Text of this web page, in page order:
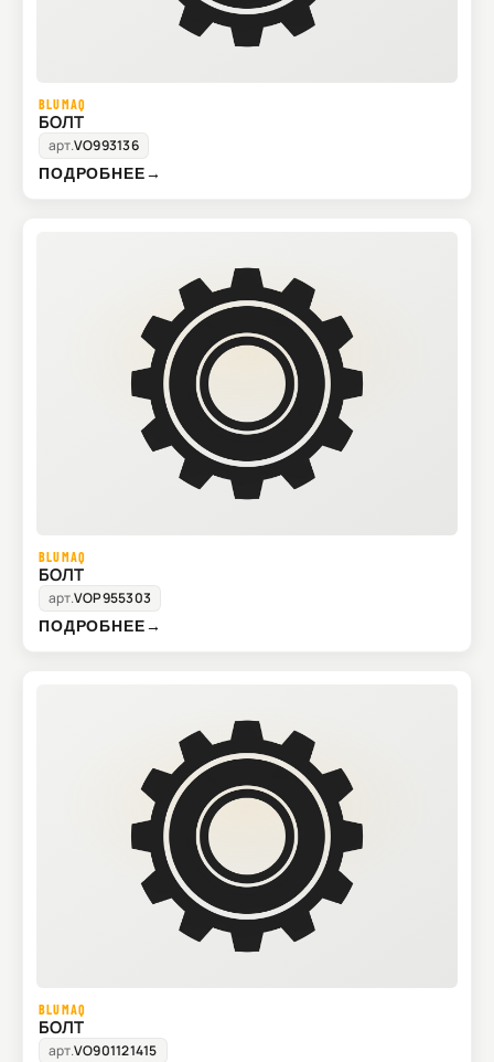
BLUMAQ
БОЛТ
арт.VO993136
ПОДРОБНЕЕ→
BLUMAQ
БОЛТ
арт.VOP955303
ПОДРОБНЕЕ→
BLUMAQ
БОЛТ
арт.VO901121415